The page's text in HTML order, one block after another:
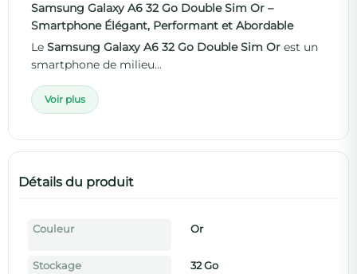
Samsung Galaxy A6 32 Go Double Sim Or –
Smartphone Élégant, Performant et Abordable
Le Samsung Galaxy A6 32 Go Double Sim Or est un
smartphone de milieu...
Voir plus
Détails du produit
Couleur Or
Stockage 32 Go